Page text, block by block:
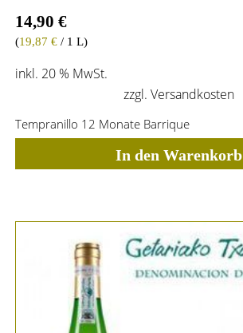
14,90 €
(19,87 €/ 1 L)
inkl. 20 % MwSt.
zzgl. Versandkosten
Tempranillo 12 Monate Barrique
In den Warenkorb